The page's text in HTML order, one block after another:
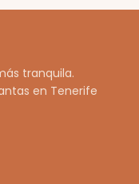
tranquila.
en Tenerife